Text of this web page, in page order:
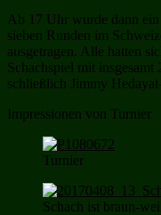
Ab 17 Uhr wurde dann
sieben Runden im
ausgetragen. Alle hatten
Schachspiel mit
schließlich Jimmy
Impressionen von Turnier
Turnier
Schach ist braun-